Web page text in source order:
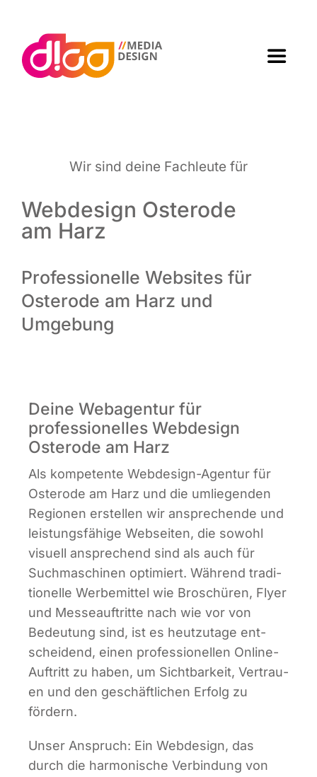
springen
Toggle
Arbei­ten
Kon­takt
Wir sind dei­ne Fach­leu­te für
Webdesign Osterode
am Harz
Professionelle Websites für
Osterode am Harz und
Umgebung
Deine Webagentur für
professionelles Webdesign
Osterode am Harz
Als kom­pe­ten­te Web­de­sign-Agen­tur für
Oster­ode am Harz und die umlie­gen­den
Regio­nen erstel­len wir anspre­chen­de und
leis­tungs­fä­hi­ge Web­sei­ten, die sowohl
visu­ell anspre­chend sind als auch für
Such­ma­schi­nen opti­miert. Wäh­rend tra­di­
tio­nel­le Wer­be­mit­tel wie Bro­schü­ren, Fly­er
und Mes­se­auf­trit­te nach wie vor von
Bedeu­tung sind, ist es heut­zu­ta­ge ent­
schei­dend, einen pro­fes­sio­nel­len Online-
Auf­tritt zu haben, um Sicht­bar­keit, Ver­trau­
en und den geschäft­li­chen Erfolg zu
fördern.
Unser Anspruch: Ein Web­de­sign, das
durch die har­mo­ni­sche Ver­bin­dung von